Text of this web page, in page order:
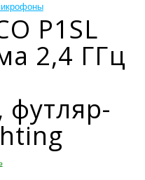
P1SL
2,4 ГГц
футляр-